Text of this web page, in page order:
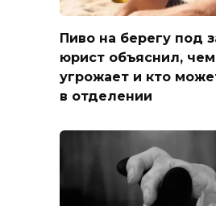
Пиво на берегу под
юрист объяснил, чем
угрожает и кто
в отделении